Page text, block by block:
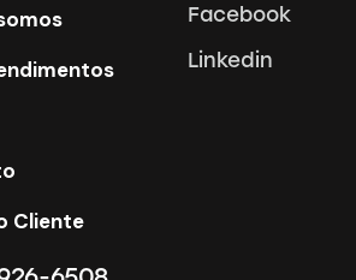
Cliente
Facebook
Linkedin